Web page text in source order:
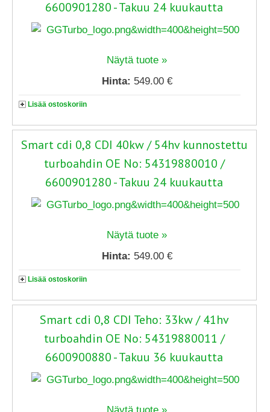
6600901280 - Takuu 24 kuukautta
Näytä tuote »
Hinta: 549.00 €
Lisää ostoskoriin
Smart cdi 0,8 CDI 40kw / 54hv kunnostettu
turboahdin OE No: 54319880010 /
6600901280 - Takuu 24 kuukautta
Näytä tuote »
Hinta: 549.00 €
Lisää ostoskoriin
Smart cdi 0,8 CDI Teho: 33kw / 41hv
turboahdin OE No: 54319880011 /
6600900880 - Takuu 36 kuukautta